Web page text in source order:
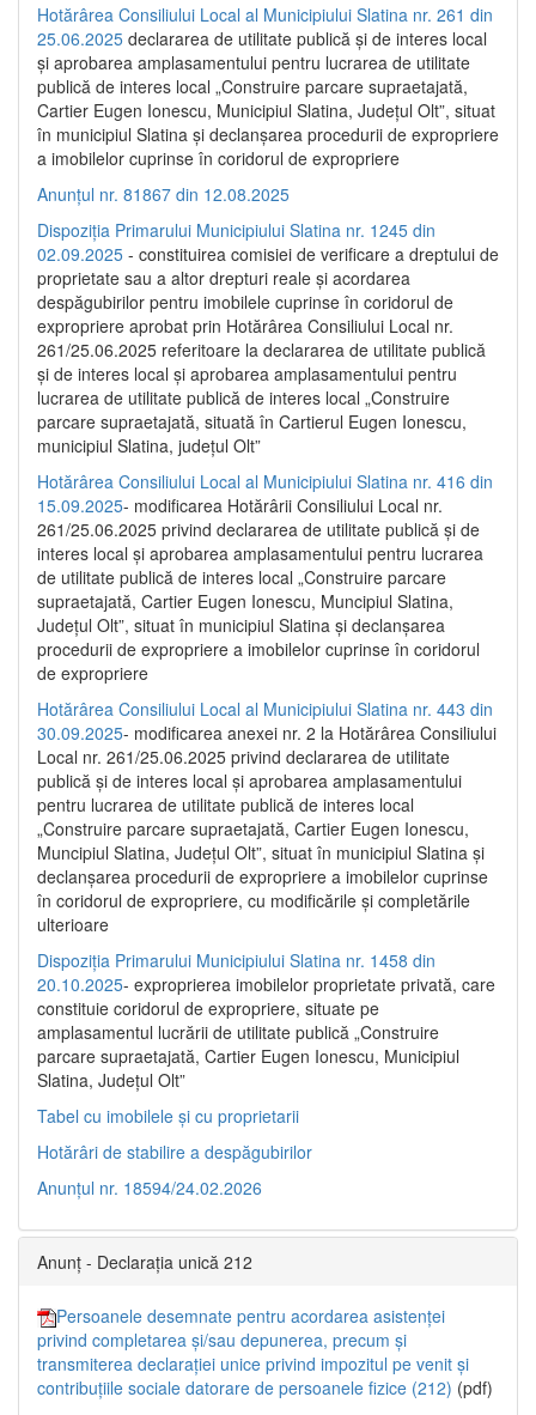
Hotărârea Consiliului Local al Municipiului Slatina nr. 261 din
25.06.2025 declararea de utilitate publică și de interes local
și aprobarea amplasamentului pentru lucrarea de utilitate
publică de interes local „Construire parcare supraetajată,
Cartier Eugen Ionescu, Municipiul Slatina, Județul Olt”, situat
în municipiul Slatina și declanșarea procedurii de expropriere
a imobilelor cuprinse în coridorul de expropriere
Anunțul nr. 81867 din 12.08.2025
Dispoziția Primarului Municipiului Slatina nr. 1245 din
02.09.2025 - constituirea comisiei de verificare a dreptului de
proprietate sau a altor drepturi reale și acordarea
despăgubirilor pentru imobilele cuprinse în coridorul de
expropriere aprobat prin Hotărârea Consiliului Local nr.
261/25.06.2025 referitoare la declararea de utilitate publică
și de interes local și aprobarea amplasamentului pentru
lucrarea de utilitate publică de interes local „Construire
parcare supraetajată, situată în Cartierul Eugen Ionescu,
municipiul Slatina, județul Olt”
Hotărârea Consiliului Local al Municipiului Slatina nr. 416 din
15.09.2025- modificarea Hotărârii Consiliului Local nr.
261/25.06.2025 privind declararea de utilitate publică și de
interes local și aprobarea amplasamentului pentru lucrarea
de utilitate publică de interes local „Construire parcare
supraetajată, Cartier Eugen Ionescu, Muncipiul Slatina,
Județul Olt”, situat în municipiul Slatina și declanșarea
procedurii de expropriere a imobilelor cuprinse în coridorul
de expropriere
Hotărârea Consiliului Local al Municipiului Slatina nr. 443 din
30.09.2025- modificarea anexei nr. 2 la Hotărârea Consiliului
Local nr. 261/25.06.2025 privind declararea de utilitate
publică şi de interes local şi aprobarea amplasamentului
pentru lucrarea de utilitate publică de interes local
„Construire parcare supraetajată, Cartier Eugen Ionescu,
Muncipiul Slatina, Judeţul Olt”, situat în municipiul Slatina şi
declanşarea procedurii de expropriere a imobilelor cuprinse
în coridorul de expropriere, cu modificările şi completările
ulterioare
Dispoziția Primarului Municipiului Slatina nr. 1458 din
20.10.2025- exproprierea imobilelor proprietate privată, care
constituie coridorul de expropriere, situate pe
amplasamentul lucrării de utilitate publică „Construire
parcare supraetajată, Cartier Eugen Ionescu, Municipiul
Slatina, Județul Olt”
Tabel cu imobilele și cu proprietarii
Hotărâri de stabilire a despăgubirilor
Anunțul nr. 18594/24.02.2026
Anunț - Declarația unică 212
Persoanele desemnate pentru acordarea asistenței
privind completarea și/sau depunerea, precum și
transmiterea declarației unice privind impozitul pe venit și
contribuțiile sociale datorare de persoanele fizice (212) (pdf)